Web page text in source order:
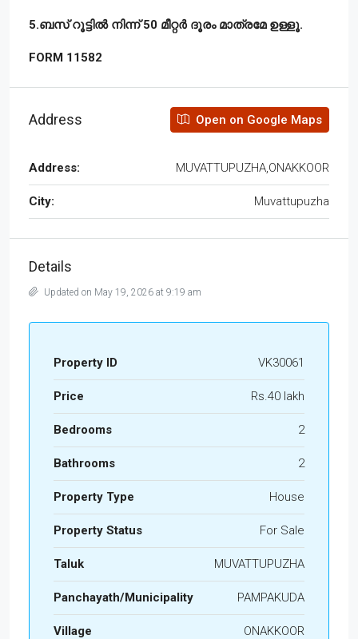
5.ബസ് റൂട്ടിൽ നിന്ന് 50 മീറ്റർ ദൂരം മാത്രമേ ഉള്ളൂ.
FORM 11582
Address Open on Google Maps
Address: MUVATTUPUZHA,ONAKKOOR
City: Muvattupuzha
Details
Updated on May 19, 2026 at 9:19 am
Property ID VK30061
Price Rs.40 lakh
Bedrooms 2
Bathrooms 2
Property Type House
Property Status For Sale
Taluk MUVATTUPUZHA
Panchayath/Municipality PAMPAKUDA
Village ONAKKOOR